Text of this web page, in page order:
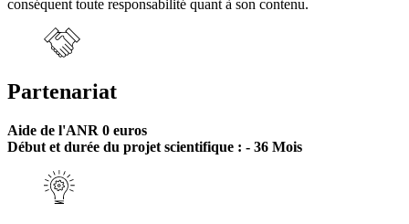
conséquent toute responsabilité quant à son contenu.
Partenariat
Aide de l'ANR 0 euros
Début et durée du projet scientifique : - 36 Mois